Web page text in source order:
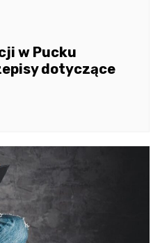
w Pucku
dotyczące